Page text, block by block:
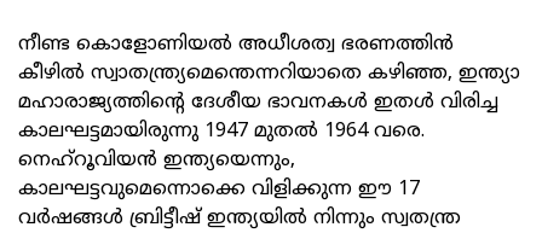
നീണ്ട കൊളോണിയല്‍ അധീശത്വ ഭരണത്തിന്‍
കീഴില്‍ സ്വാതന്ത്ര്യമെന്തെന്നറിയാതെ കഴിഞ്ഞ, ഇന്ത്യാ
മഹാരാജ്യത്തിന്റെ ദേശീയ ഭാവനകള്‍ ഇതള്‍ വിരിച്ച
കാലഘട്ടമായിരുന്നു 1947 മുതല്‍ 1964 വരെ.
നെഹ്റൂവിയന്‍ ഇന്ത്യയെന്നും,
കാലഘട്ടവുമെന്നൊക്കെ വിളിക്കുന്ന ഈ 17
വര്‍ഷങ്ങള്‍ ബ്രിട്ടീഷ് ഇന്ത്യയില്‍ നിന്നും സ്വതന്ത്ര